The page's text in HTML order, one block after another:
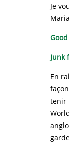
Je
Junk
En
tenir